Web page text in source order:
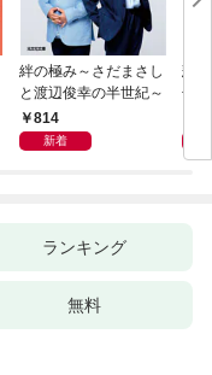
絆の極み～さだまさし
と渡辺俊幸の半世紀～
814
新着
悲
子
ランキング
無料